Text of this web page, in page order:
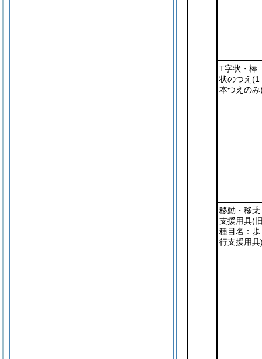
T字状・棒
状のつえ (1
本つえのみ
移動・移乗
支援用具(
種目名：歩
行支援用具